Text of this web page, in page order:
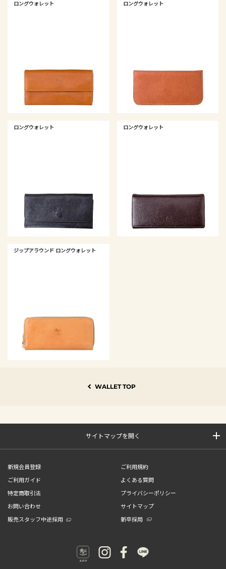
ロングウォレット ロングウォレット
ロングウォレット ロングウォレット
ジップアラウンド ロングウォレット
WALLET TOP
サイトマップを開く
新規会員登録
ご利用規約
ご利用ガイド
よくある質問
特定商取引法
プライバシーポリシー
お問い合わせ
サイトマップ
販売スタッフ中途採用
新卒採用